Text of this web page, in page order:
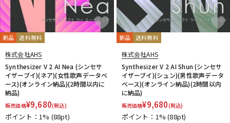
SYNTHOGY
TAC SYSTEM TASCAM
tc electronic
TC helicon
Teenage Engineering
Thrustmaster
TOONTRACK
TRUE DYNA
U-Z
UDG u-he（ユーヒー）
Universal Audio
unknown
UVI Vengeance Sound VI Labs
VIENNA
Vital Arts
Waldorf Wave Machine Labs
WaveDNA
WAVES
Whirlwind xlnaudio
YAMAHA
ZAOR
新品 送料無料
株式会社AHS
Synthesizer V 2 AI Nea (シンセサ
イザーブイ)(ネア)(女性歌声データベ
ース)(オンライン納品)(2時間以内に
納品)
販売価格¥9,680(税込)
ポイント：1% (88pt)
新品 送料無料
株式会社AHS
Synthesizer V 2 AI Shun (シンセサ
イザーブイ)(シュン)(男性歌声データ
ベース)(オンライン納品)(2時間以内
に納品)
販売価格¥9,680(税込)
ポイント：1%(88pt)